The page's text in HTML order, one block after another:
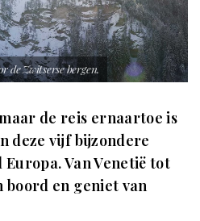
de Zwitserse bergen.
de reis ernaartoe is
deze vijf bijzondere
Van Venetië tot
en geniet van